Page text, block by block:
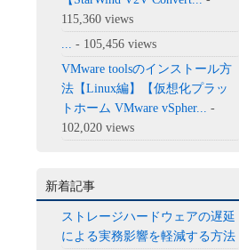
115,360 views
- 105,456 views
VMware toolsのインストール方
法【Linux編】【仮想化プラッ
トホーム VMware vSpher...
-
102,020 views
新着記事
ストレージハードウェアの遅延
による実務影響を軽減する方法